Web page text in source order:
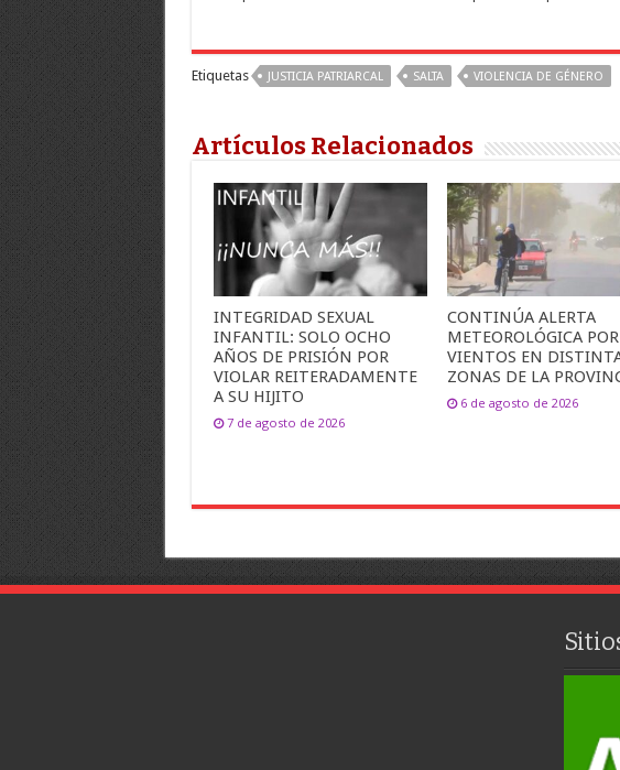
Etiquetas JUSTICIA PATRIARCAL SALTA VIOLENCIA DE GÉNERO
Artículos Relacionados
INTEGRIDAD SEXUAL
INFANTIL: SOLO OCHO
AÑOS DE PRISIÓN POR
VIOLAR REITERADAMENTE
A SU HIJITO
7 de agosto de 2026
CONTINÚA ALERTA
METEOROLÓGICA POR
VIENTOS EN
ZONAS DE LA
6 de agosto de 2026